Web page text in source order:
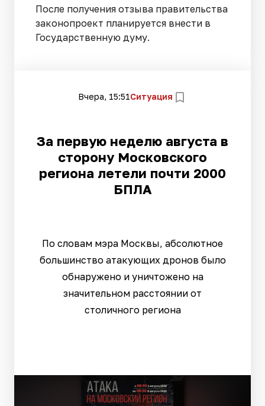
После получения отзыва правительства
законопроект планируется внести в
Государственную думу.
Вчера, 15:51Ситуация
За первую неделю августа в
сторону Московского
региона летели почти 2000
БПЛА
По словам мэра Москвы, абсолютное
большинство атакующих дронов было
обнаружено и уничтожено на
значительном расстоянии от
столичного региона